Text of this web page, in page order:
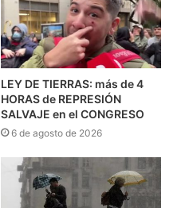
LEY DE TIERRAS: más de 4
HORAS de REPRESIÓN
SALVAJE en el CONGRESO
6 de agosto de 2026